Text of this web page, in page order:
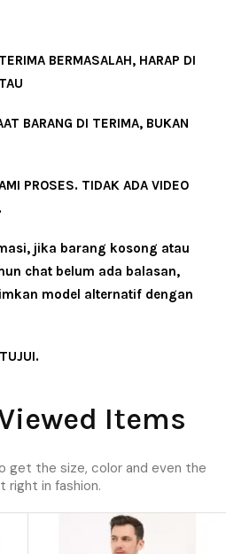
BERMASALAH, HARAP DI
BARANG DI TERIMA, BUKAN
PROSES. TIDAK ADA VIDEO
jika barang kosong atau
chat belum ada balasan,
model alternatif dengan
Items
get the size, color and even the
right in fashion.